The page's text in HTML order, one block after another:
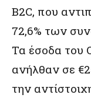
B2C, που
72,6% των
Τα έσοδα του
ανήλθαν σε
την